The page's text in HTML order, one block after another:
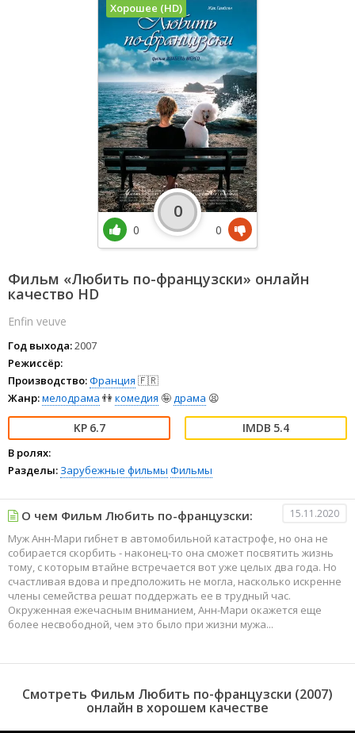
Фильм «Любить по-французски» онлайн
качество HD
Enfin veuve
Год выхода:2007
Режиссёр:
Производство:Франция 🇫🇷
Жанр:мелодрама 👫комедия 🤪драма 😫
6.7 5.4
В ролях:
Разделы: Зарубежные фильмы Фильмы
Хорошее (HD)
0
0
0
О чем Фильм Любить по-французски: 15.11.2020
Муж Анн-Мари гибнет в автомобильной катастрофе, но она не
собирается скорбить - наконец-то она сможет посвятить жизнь
тому, с которым втайне встречается вот уже целых два года. Но
счастливая вдова и предположить не могла, насколько искренне
члены семейства решат поддержать ее в трудный час.
Окруженная ежечасным вниманием, Анн-Мари окажется еще
более несвободной, чем это было при жизни мужа...
Смотреть Фильм Любить по-французски (2007)
онлайн в хорошем качестве